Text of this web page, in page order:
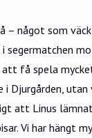
– något som
segermatchen
få spela
Djurgården,
att Linus
Vi har hängt